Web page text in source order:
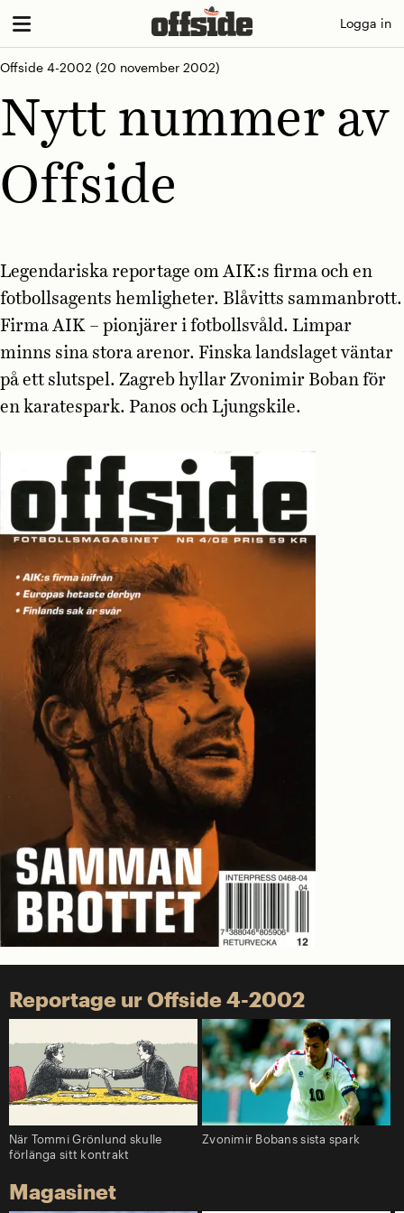
Skip
content
Logga in
Offside 4-2002 (20 november 2002)
Nytt nummer av
Offside
Legendariska reportage om AIK:s firma och en
fotbollsagents hemligheter. Blåvitts sammanbrott.
Firma AIK – pionjärer i fotbollsvåld. Limpar
minns sina stora arenor. Finska landslaget väntar
på ett slutspel. Zagreb hyllar Zvonimir Boban för
en karatespark. Panos och Ljungskile.
Reportage ur Offside 4-2002
När Tommi Grönlund skulle
förlänga sitt kontrakt
Zvonimir Bobans sista spark
Magasinet